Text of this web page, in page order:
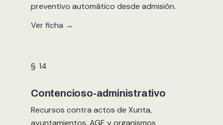
preventivo automático desde admisión.
Ver ficha →
§ 14
Contencioso-administrativo
Recursos contra actos de Xunta,
ayuntamientos, AGE y organismos